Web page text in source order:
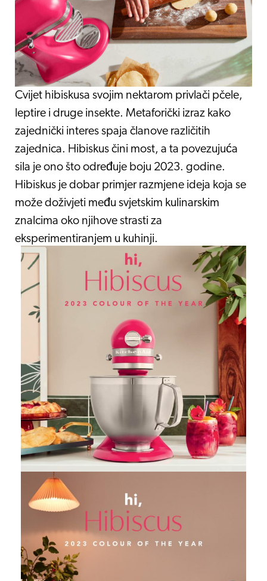
Cvijet hibiskusa svojim nektarom privlači pčele,
leptire i druge insekte. Metaforički izraz kako
zajednički interes spaja članove različitih
zajednica. Hibiskus čini most, a ta povezujuća
sila je ono što određuje boju 2023. godine.
Hibiskus je dobar primjer razmjene ideja koja se
može doživjeti među svjetskim kulinarskim
znalcima oko njihove strasti za
eksperimentiranjem u kuhinji.